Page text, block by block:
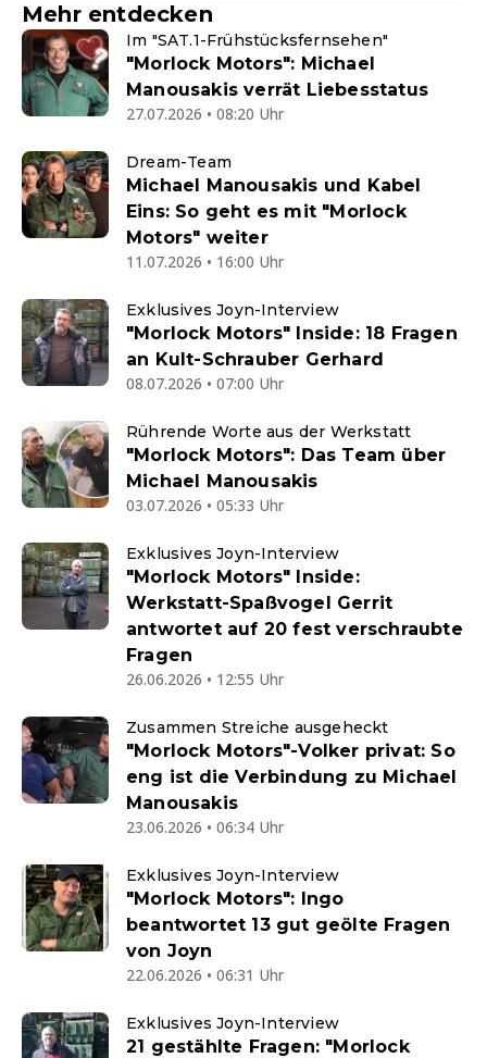
Mehr entdecken
Im "SAT.1-Frühstücksfernsehen"
"Morlock Motors": Michael
Manousakis verrät Liebesstatus
27.07.2026 • 08:20 Uhr
Dream-Team
Michael Manousakis und Kabel
Eins: So geht es mit "Morlock
Motors" weiter
11.07.2026 • 16:00 Uhr
Exklusives Joyn-Interview
"Morlock Motors" Inside: 18 Fragen
an Kult-Schrauber Gerhard
08.07.2026 • 07:00 Uhr
Rührende Worte aus der Werkstatt
"Morlock Motors": Das Team über
Michael Manousakis
03.07.2026 • 05:33 Uhr
Exklusives Joyn-Interview
"Morlock Motors" Inside:
Werkstatt-Spaßvogel Gerrit
antwortet auf 20 fest verschraubte
Fragen
26.06.2026 • 12:55 Uhr
Zusammen Streiche ausgeheckt
"Morlock Motors"-Volker privat: So
eng ist die Verbindung zu Michael
Manousakis
23.06.2026 • 06:34 Uhr
Exklusives Joyn-Interview
"Morlock Motors": Ingo
beantwortet 13 gut geölte Fragen
von Joyn
22.06.2026 • 06:31 Uhr
Exklusives Joyn-Interview
21 gestählte Fragen: "Morlock